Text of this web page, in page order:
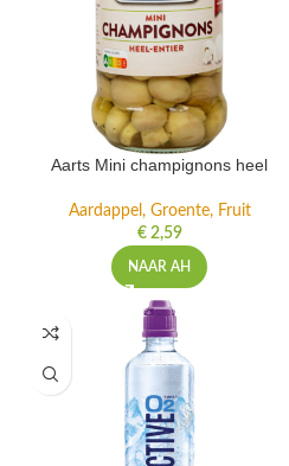
Aarts Mini champignons heel
Aardappel, Groente, Fruit
€2,59
NAAR AH